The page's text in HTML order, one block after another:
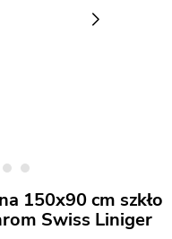
150x90 cm szkło
Swiss Liniger